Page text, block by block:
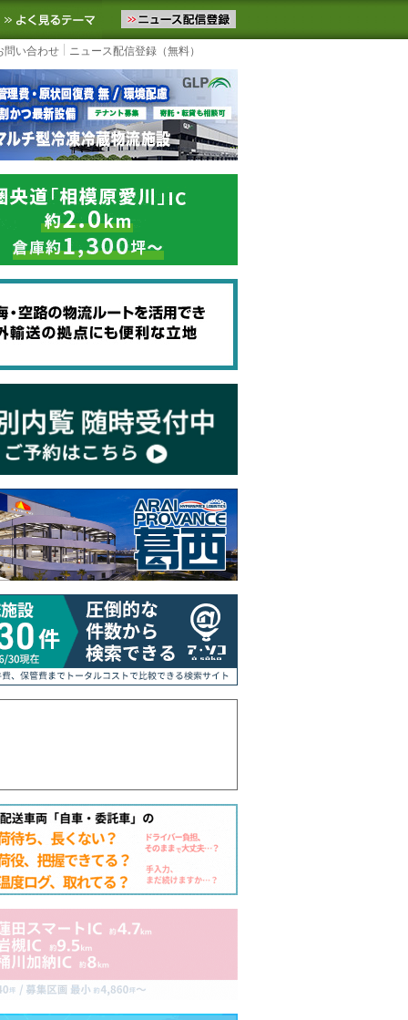
ースをお届けします。物流ニュースメール配信を登録する
お気に入りに追加 よく見るテーマ
問い合わせ ニュース配信登録（無料）